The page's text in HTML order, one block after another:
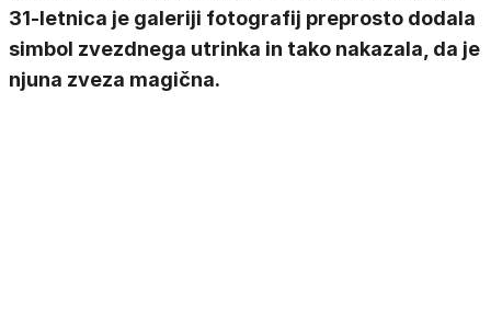
31-letnica je galeriji fotografij preprosto dodala
simbol zvezdnega utrinka in tako nakazala, da je
njuna zveza magična.